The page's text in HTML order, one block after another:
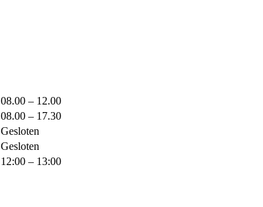
08.00 – 12.00
08.00 – 17.30
Gesloten
Gesloten
12:00 – 13:00